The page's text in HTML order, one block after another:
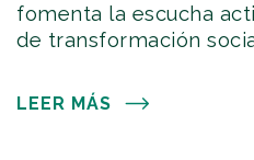
fomenta la escucha
de transformación
LEER MÁS